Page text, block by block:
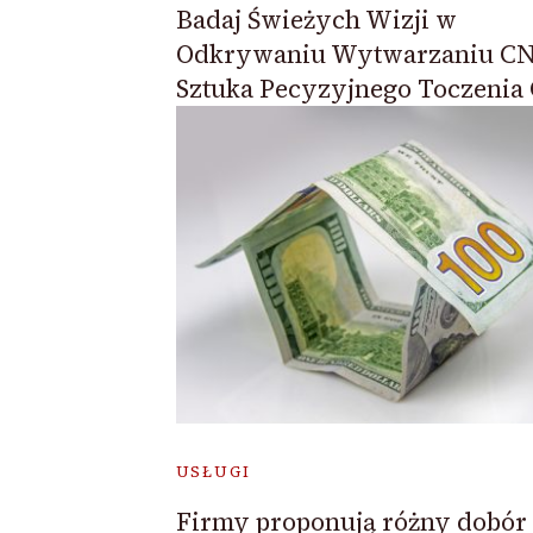
Badaj Świeżych Wizji w
Odkrywaniu Wytwarzaniu
Sztuka Pecyzyjnego Toczenia
USŁUGI
Firmy proponują różny dobór